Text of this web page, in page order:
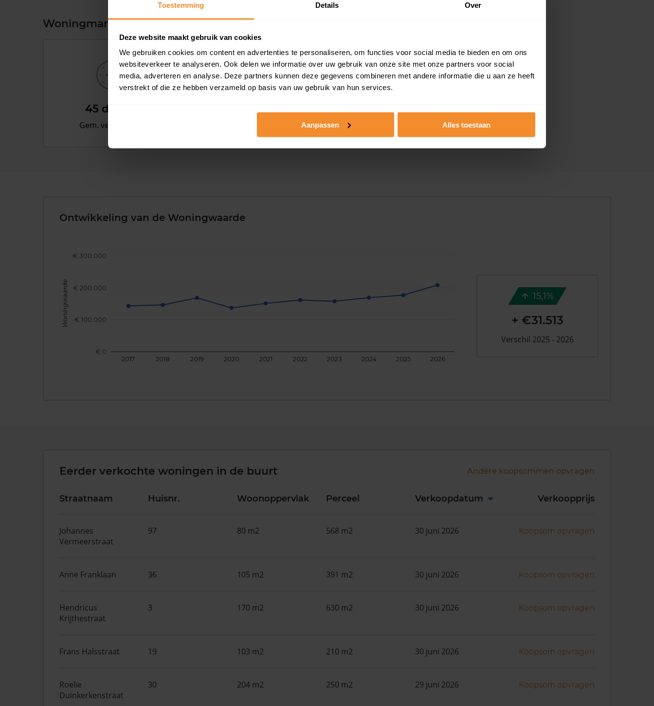
Toestemming Details Over
Deze website maakt gebruik van cookies
We gebruiken cookies om content en advertenties te personaliseren, om functies voor social media te bieden en om ons
websiteverkeer te analyseren. Ook delen we informatie over uw gebruik van onze site met onze partners voor social
media, adverteren en analyse. Deze partners kunnen deze gegevens combineren met andere informatie die u aan ze heeft
verstrekt of die ze hebben verzameld op basis van uw gebruik van hun services.
Aanpassen Alles toestaan
Woningmarkt en woningwaarde
45 dagen
Gem. verkooptijd
Ontwikkeling van de Woningwaarde
2017 2018 2019 2020 2021 2022 2023 2024 2025 2026
€ 0
€ 100.000
€ 200.000
€ 300.000
Woningwaarde 15,1%
+ €31.513
Verschil 2025 - 2026
Eerder verkochte woningen in de buurt Andere koopsommen opvragen
Straatnaam Huisnr. Woonoppervlak Perceel Verkoopdatum Verkoopprijs
Johannes
Vermeerstraat
97 80 m2 568 m2 30 juni 2026 Koopsom opvragen
Anne Franklaan 36 105 m2 391 m2 30 juni 2026 Koopsom opvragen
Hendricus
Krijthestraat
3 170 m2 630 m2 30 juni 2026 Koopsom opvragen
Frans Halsstraat 19 103 m2 210 m2 30 juni 2026 Koopsom opvragen
Roelie
Duinkerkenstraat
30 204 m2 250 m2 29 juni 2026 Koopsom opvragen